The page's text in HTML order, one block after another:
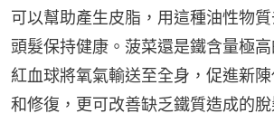
可以幫助產生皮脂，用這種油性物
頭髮保持健康。菠菜還是鐵含量極
紅血球將氧氣輸送至全身，促進新
和修復，更可改善缺乏鐵質造成的脫